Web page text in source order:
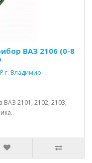
ВАЗ 2106 (0-8
Владимир
2101, 2102, 2103,